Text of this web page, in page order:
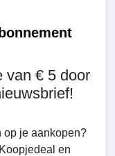
van € 5 door
op je aankopen?
en